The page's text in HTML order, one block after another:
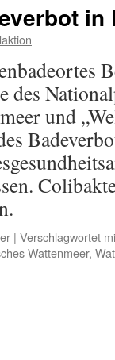
in
des
und
| Verschlagwortet
Wattenmeer,